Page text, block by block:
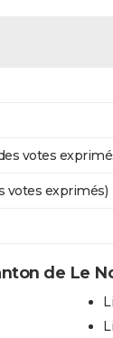
votes
votes exprimés)
de Le